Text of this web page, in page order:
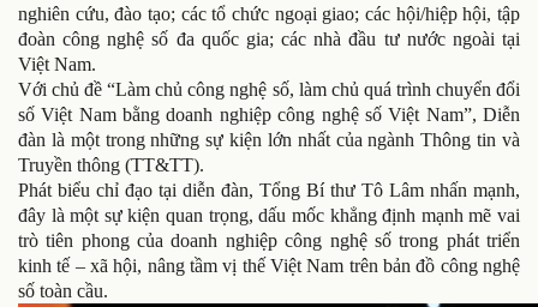
nghiên cứu, đào tạo; các tổ chức ngoại giao; các hội/hiệp hội, tập
đoàn công nghệ số đa quốc gia; các nhà đầu tư nước ngoài tại
Việt Nam.
Với chủ đề “Làm chủ công nghệ số, làm chủ quá trình chuyển đổi
số Việt Nam bằng doanh nghiệp công nghệ số Việt Nam”, Diễn
đàn là một trong những sự kiện lớn nhất của ngành Thông tin và
Truyền thông (TT&TT).
Phát biểu chỉ đạo tại diễn đàn, Tổng Bí thư Tô Lâm nhấn mạnh,
đây là một sự kiện quan trọng, dấu mốc khẳng định mạnh mẽ vai
trò tiên phong của doanh nghiệp công nghệ số trong phát triển
kinh tế – xã hội, nâng tầm vị thế Việt Nam trên bản đồ công nghệ
số toàn cầu.